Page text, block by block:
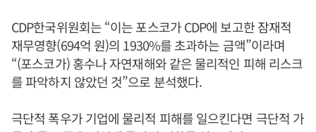
CDP한국위원회는 “이는 포스코가 CDP에 보고한 잠재적
재무영향(694억 원)의 1930%를 초과하는 금액”이라며
“(포스코가) 홍수나 자연재해와 같은 물리적인 피해 리스크
를 파악하지 않았던 것”으로 분석했다.
극단적 폭우가 기업에 물리적 피해를 일으킨다면 극단적 가